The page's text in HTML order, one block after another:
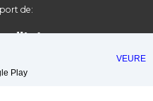
de:
Play
VEURE